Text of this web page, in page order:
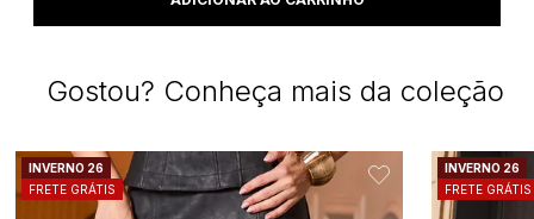
Gostou? Conheça mais da coleção
FRETE GRÁTIS
INVERNO 26
FRETE GRÁTIS
INVERNO 26